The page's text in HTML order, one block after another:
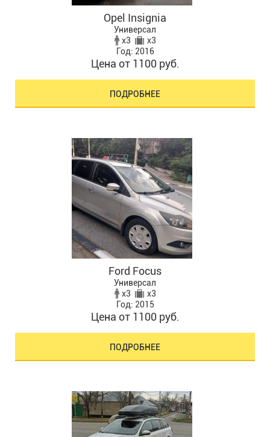
Opel Insignia
Универсал
x3
x3
Год: 2016
Цена от 1100 руб.
ПОДРОБНЕЕ
Ford Focus
Универсал
x3
x3
Год: 2015
Цена от 1100 руб.
ПОДРОБНЕЕ